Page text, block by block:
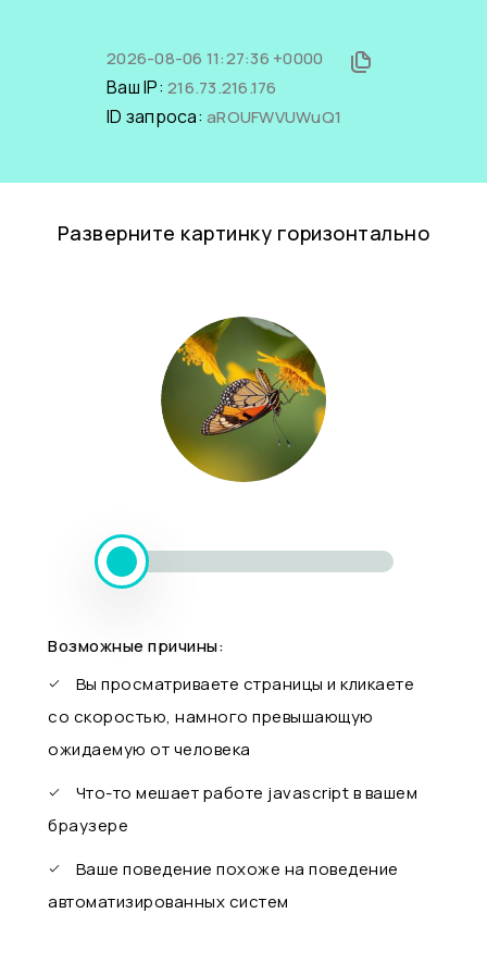
2026-08-06 11:27:36 +0000
Ваш IP: 216.73.216.176
ID запроса: aROUFWVUWuQ1
Разверните картинку горизонтально
Возможные причины:
Вы просматриваете страницы и кликаете
со скоростью, намного превышающую
ожидаемую от человека
Что-то мешает работе javascript в вашем
браузере
Ваше поведение похоже на поведение
автоматизированных систем